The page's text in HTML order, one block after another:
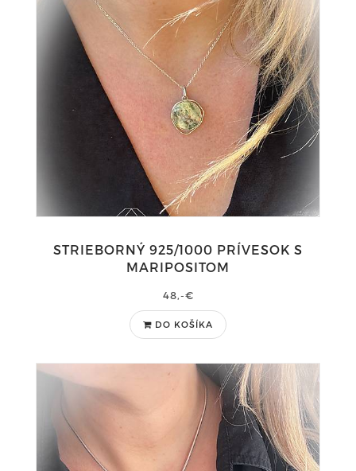
STRIEBORNÝ 925/1000 PRÍVESOK S
MARIPOSITOM
48,-€
DO KOŠÍKA